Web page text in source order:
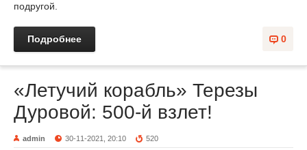
подругой.
0
Подробнее
«Летучий корабль» Терезы
Дуровой: 500-й взлет!
admin 30-11-2021, 20:10 520